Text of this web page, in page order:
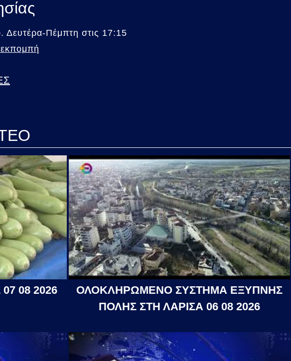
Πέμπτη στις 17:15
εκπομπή
08 2026
ΟΛΟΚΛΗΡΩΜΕΝΟ ΣΥΣΤΗΜΑ ΕΞΥΠΝΗΣ
ΠΟΛΗΣ ΣΤΗ ΛΑΡΙΣΑ 06 08 2026